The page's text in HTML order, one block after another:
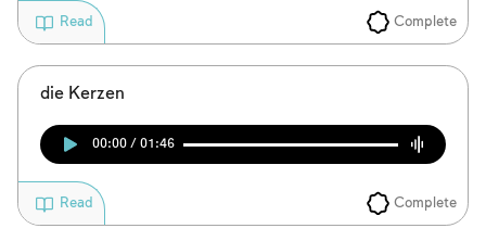
Complete
Read
die Kerzen
00:00 / 01:46
Complete
Read